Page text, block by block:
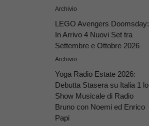
Archivio
LEGO Avengers Doomsday:
In Arrivo 4 Nuovi Set tra
Settembre e Ottobre 2026
Archivio
Yoga Radio Estate 2026:
Debutta Stasera su Italia 1 lo
Show Musicale di Radio
Bruno con Noemi ed Enrico
Papi